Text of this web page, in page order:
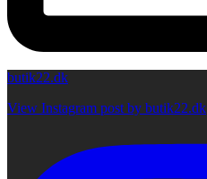
butik22.dk
View Instagram post by butik22.dk